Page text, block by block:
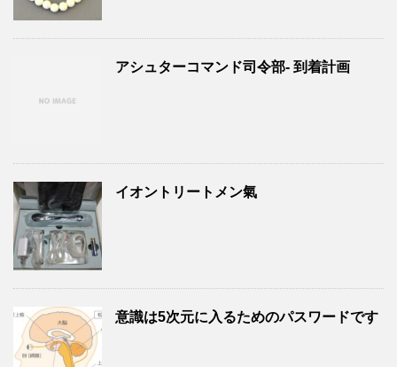
アシュターコマンド司令部- 到着計画
イオントリートメン氣
意識は5次元に入るためのパスワードです